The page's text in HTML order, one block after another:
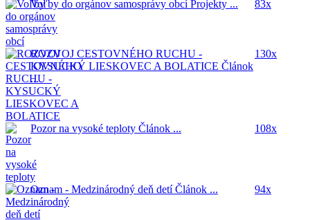
Voľby do orgánov samosprávy obcíProjekty ... 83x
ROZVOJ CESTOVNÉHO RUCHU -
KYSUCKÝ LIESKOVEC A BOLATICE Článok
...
130x
Pozor na vysoké teploty Článok ... 108x
Oznam - Medzinárodný deň detíČlánok ... 94x